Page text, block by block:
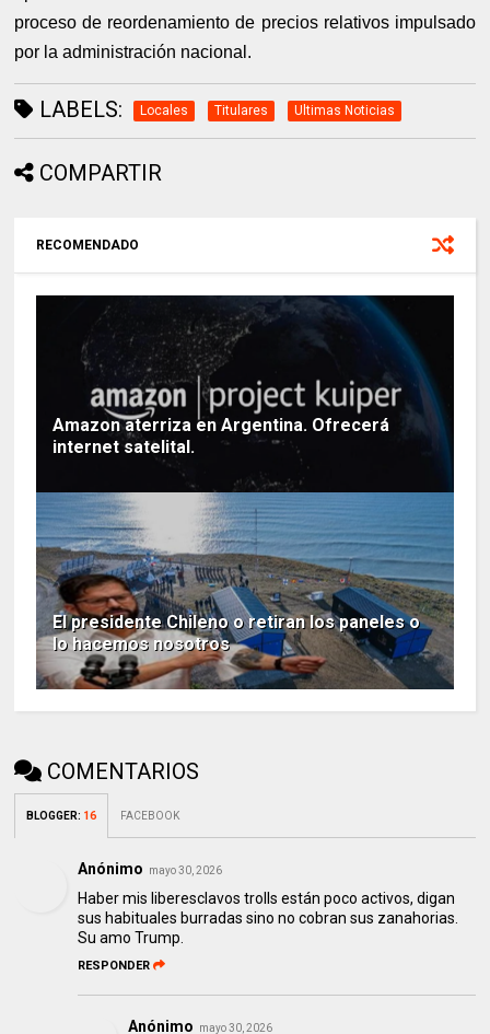
proceso de reordenamiento de precios relativos impulsado
por la administración nacional.
LABELS: Locales Titulares Ultimas Noticias
COMPARTIR
RECOMENDADO
Amazon aterriza en Argentina. Ofrecerá
internet satelital.
El presidente Chileno o retiran los paneles o
lo hacemos nosotros
COMENTARIOS
BLOGGER: 16 FACEBOOK
Anónimo mayo 30, 2026
Haber mis liberesclavos trolls están poco activos, digan
sus habituales burradas sino no cobran sus zanahorias.
Su amo Trump.
RESPONDER
Anónimo mayo 30, 2026